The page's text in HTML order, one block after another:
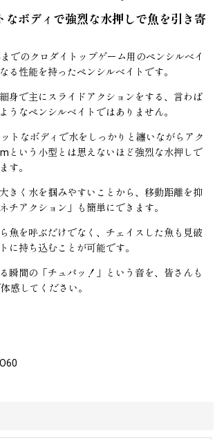
なボディで強烈な水押しで魚を引き寄
でのクロダイトップゲーム用のペンシルベイ
る性能を持ったペンシルベイトです。
身で主にスライドアクションをする、言わば
うなペンシルベイトではありません。
トなボディで水をしっかりと纏いながらアク
という小型とは思えないほど強烈な水押しで
す。
きく水を掴みやすいことから、移動距離を抑
チアクション」も簡単にできます。
魚を呼ぶだけでなく、チェイスした魚も見破
に持ち込むことが可能です。
瞬間の「チュパッ！」という音を、皆さんも
感してください。